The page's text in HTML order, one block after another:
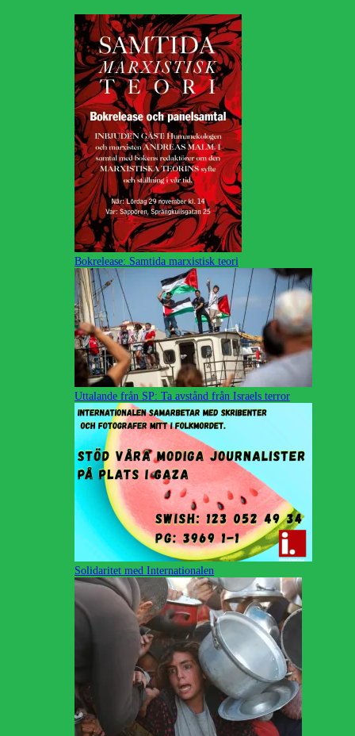
Bokrelease: Samtida marxistisk teori
Uttalande från SP: Ta avstånd från Israels terror
Solidaritet med Internationalen